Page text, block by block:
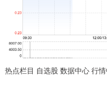
热点栏目 自选股 数据中心 行